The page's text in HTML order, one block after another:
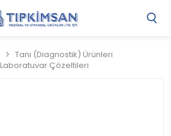
Tanı (Diagnostik) Ürünleri
Laboratuvar Çözeltileri